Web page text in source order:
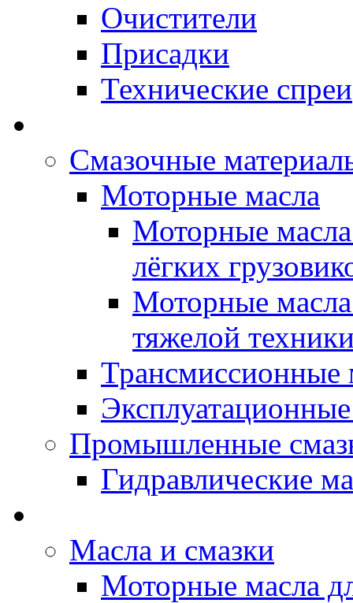
Очистители
Присадки
Технические спреи
Смазочные
Моторные масла
Моторные
лёгких
Моторные
тяжелой
Трансмиссионные
Промышленные
Гидравлические
Масла и смазки
Моторные масла